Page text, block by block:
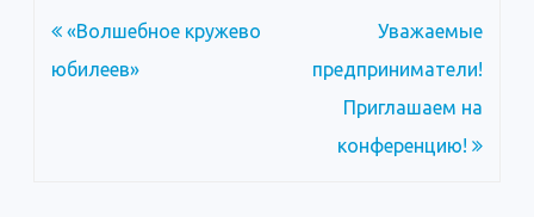
Навигация
по
«Волшебное кружево
юбилеев»
Уважаемые
предприниматели!
Приглашаем на
конференцию!